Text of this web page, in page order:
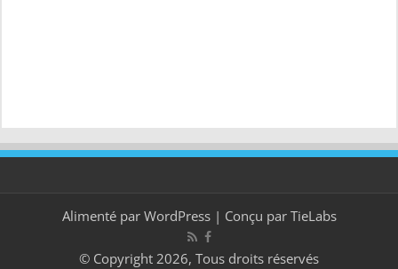
Alimenté par WordPress| Conçu par TieLabs
© Copyright 2026, Tous droits réservés